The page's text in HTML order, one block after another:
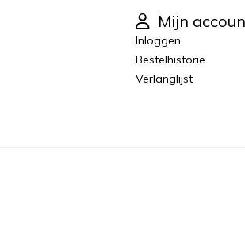
Mijn
Inloggen
Bestelhistorie
Verlanglijst